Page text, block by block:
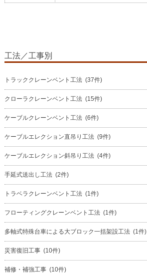
工法／工事別
トラッククレーンベント工法 (37件)
クローラクレーンベント工法 (15件)
ケーブルクレーンベント工法 (6件)
ケーブルエレクション直吊り工法 (9件)
ケーブルエレクション斜吊り工法 (4件)
手延式送出し工法 (2件)
トラベラクレーンベント工法 (1件)
フローティングクレーンベント工法 (1件)
多軸式特殊台車による大ブロック一括架設工法 (1件)
災害復旧工事 (10件)
補修・補強工事 (10件)